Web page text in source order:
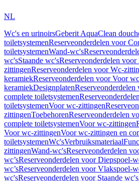
NL
Wc's en urinoirsGeberit AquaClean
toiletsystemenReserveonderdelen voor
toiletsystemenWand-wc's
wc'sStaande wc'sReserveonderdelen voor
zittingenReserveonderdelen voor Wc-
keramiekReserveonderdelen voor Voor
keramiekDesignplaten
complete toiletsystemen
toiletsystemenVoor wc-zittingen
zittingenToebehorenReserveonderdelen
complete toiletsystemenVoor wc-zittingen
Voor wc-zittingenVoor wc-zittingen en
toiletsystemenWc'sVerbruiksmateriaal
zittingenWand-wc'sReserveonderdelen
wc’sReserveonderdelen voor Diepspoel-
wc’sReserveonderdelen voor Vlakspoel-
wc'sReserveonderdelen voor Staande wc's